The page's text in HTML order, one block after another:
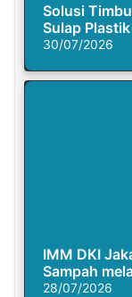
Solusi
Sulap
30/07/2026
IMM DKI
Sampah
28/07/2026